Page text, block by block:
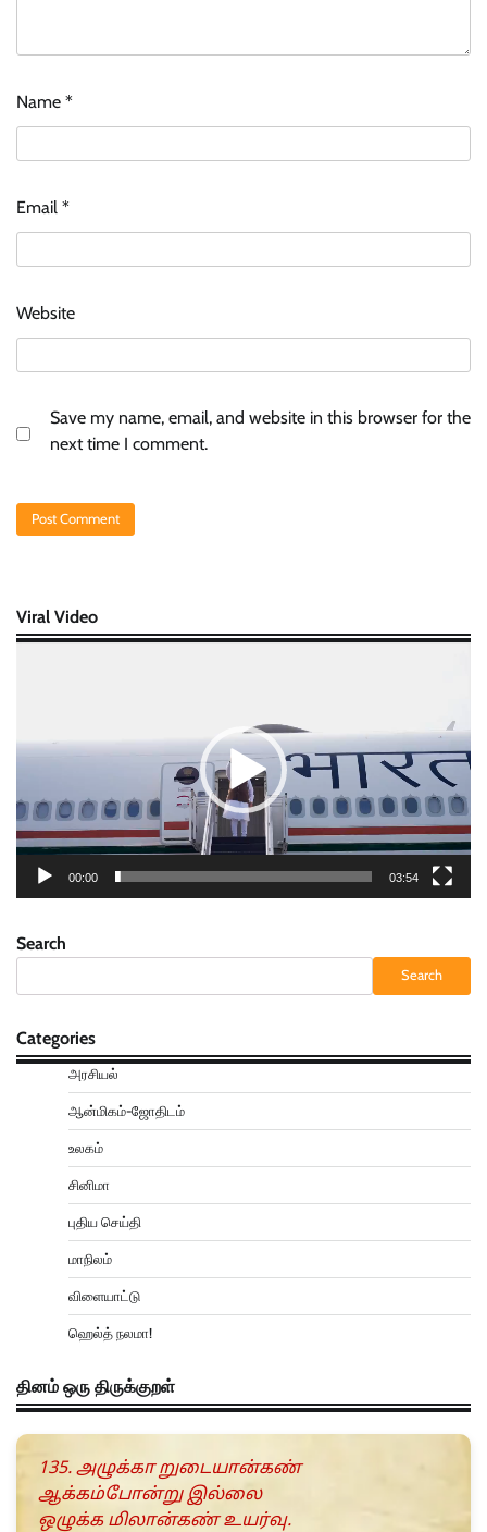
Name *
Email *
Website
Save my name, email, and website in this browser for the
next time I comment.
Viral Video
00:00 03:54
Search
Search
Categories
அரசியல்
ஆன்மிகம்-ஜோதிடம்
உலகம்
சினிமா
புதிய செய்தி
மாநிலம்
விளையாட்டு
ஹெல்த் நலமா!
தினம் ஒரு திருக்குறள்
135. அழுக்கா றுடையான்கண்
ஆக்கம்போன்று இல்லை
ஒழுக்க மிலான்கண் உயர்வு.